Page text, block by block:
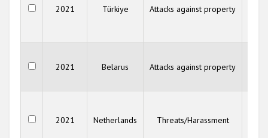
2021 Türkiye Attacks against property
2021 Belarus Attacks against property
2021 Netherlands Threats/Harassment